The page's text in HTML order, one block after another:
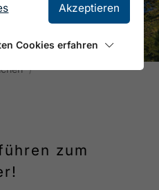
zum
Akzeptieren
Cookies erfahren